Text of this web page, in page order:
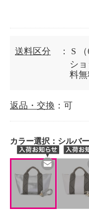
送料区分 ： S
シ
料無
返品・交換 ：可
カラー選択： シルバー